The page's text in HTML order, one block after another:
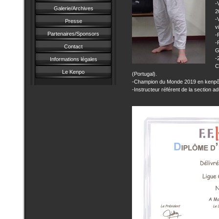
Galerie/Archives
Presse
Partenaires/Sponsors
Contact
Informations légales
Le Kenpo
-
-
-
-
-
(Portugal).
-Champion du Monde 2019 en
-Instructeur référent de la section